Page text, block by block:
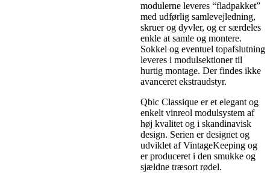
modulerne leveres “fladpakket”
med udførlig samlevejledning,
skruer og dyvler, og er særdeles
enkle at samle og montere.
Sokkel og eventuel topafslutning
leveres i modulsektioner til
hurtig montage. Der findes ikke
avanceret ekstraudstyr.
Qbic Classique er et elegant og
enkelt vinreol modulsystem af
høj kvalitet og i skandinavisk
design. Serien er designet og
udviklet af VintageKeeping og
er produceret i den smukke og
sjældne træsort rødel.